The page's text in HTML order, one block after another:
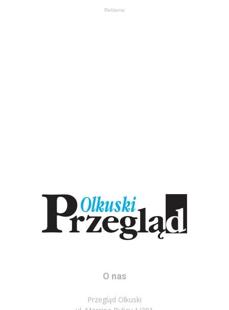
Reklama
O nas
Przegląd Olkuski